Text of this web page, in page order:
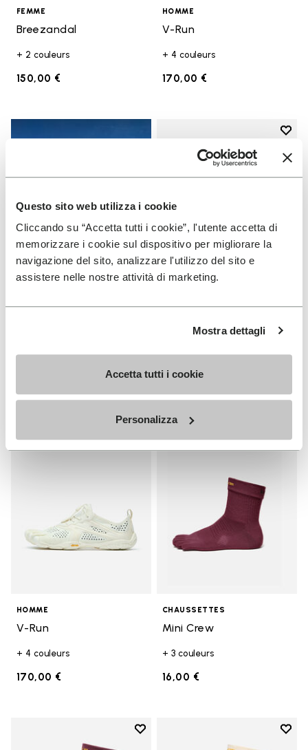
Questo sito web utilizza i cookie
Cliccando su “Accetta tutti i cookie”, l'utente accetta di
memorizzare i cookie sul dispositivo per migliorare la
navigazione del sito, analizzare l'utilizzo del sito e
assistere nelle nostre attività di marketing.
Mostra dettagli
Accetta tutti i cookie
Personalizza
FEMME
Breezandal
+ 2 couleurs
150,00 €
HOMME
V-Run
+ 4 couleurs
170,00 €
Add
HOMME
Breezandal
+ 3 couleurs
150,00 €
Add to wishlist V-Run
HOMME
V-Run
+ 4 couleurs
170,00 €
Add
CHAUSSETTES
Mini Crew
+ 3 couleurs
16,00 €
Add to wishlist
Add to wishlist Crew
Add